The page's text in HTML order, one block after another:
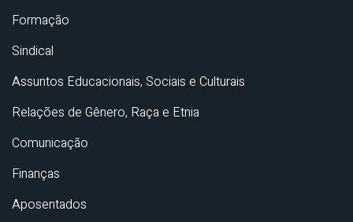
Formação
Sindical
Assuntos Educacionais, Sociais e Culturais
Relações de Gênero, Raça e Etnia
Comunicação
Finanças
Aposentados